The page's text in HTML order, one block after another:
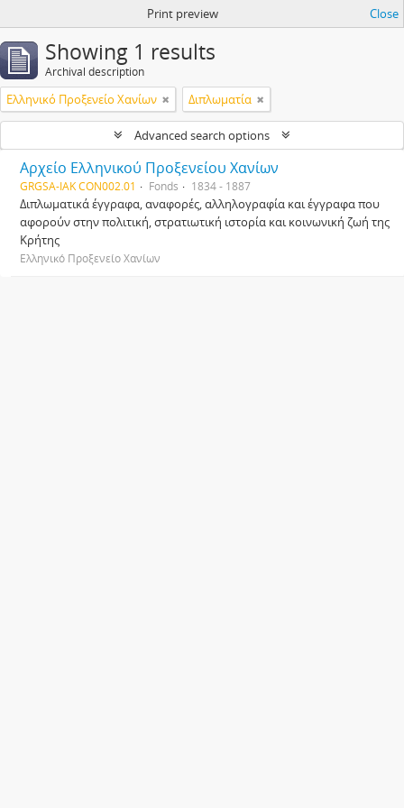
Print preview Close
Showing 1 results
Archival description
Ελληνικό Προξενείο Χανίων Διπλωματία
Advanced search options
Αρχείο Ελληνικού Προξενείου Χανίων
GRGSA-IAK CON002.01 Fonds 1834 - 1887
Διπλωματικά έγγραφα, αναφορές, αλληλογραφία και έγγραφα που
αφορούν στην πολιτική, στρατιωτική ιστορία και κοινωνική ζωή της
Κρήτης
Ελληνικό Προξενείο Χανίων